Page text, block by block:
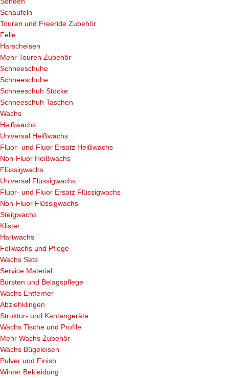
Schaufeln
Touren und Freeride Zubehör
Felle
Harscheisen
Mehr Touren Zubehör
Schneeschuhe
Schneeschuhe
Schneeschuh Stöcke
Schneeschuh Taschen
Wachs
Heißwachs
Universal Heißwachs
Fluor- und Fluor Ersatz Heißwachs
Non-Fluor Heißwachs
Flüssigwachs
Universal Flüssigwachs
Fluor- und Fluor Ersatz Flüssigwachs
Non-Fluor Flüssigwachs
Steigwachs
Klister
Hartwachs
Fellwachs und Pflege
Wachs Sets
Service Material
Bürsten und Belagspflege
Wachs Entferner
Abziehklingen
Struktur- und Kantengeräte
Wachs Tische und Profile
Mehr Wachs Zubehör
Wachs Bügeleisen
Pulver und Finish
Winter Bekleidung